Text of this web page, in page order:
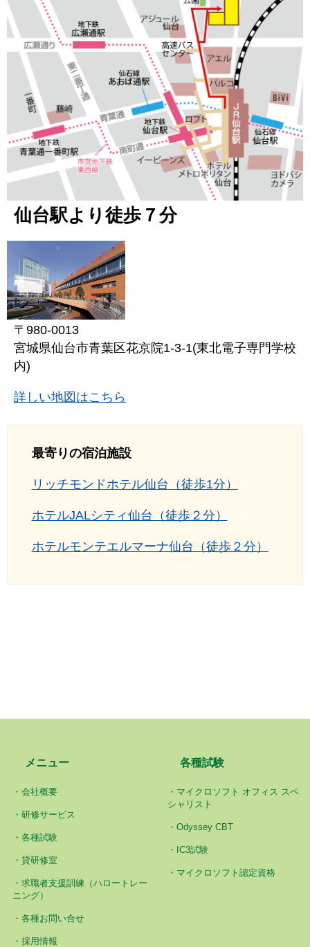
仙台駅より徒歩７分
〒980-0013
宮城県仙台市青葉区花京院1-3-1(東北電子専門学校
内)
詳しい地図はこちら
最寄りの宿泊施設
リッチモンドホテル仙台（徒歩1分）
ホテルJALシティ仙台（徒歩２分）
ホテルモンテエルマーナ仙台（徒歩２分）
メニュー
会社概要
研修サービス
各種試験
貸研修室
求職者支援訓練（ハロートレー
ニング）
各種お問い合せ
採用情報
各種試験
マイクロソフト オフィス スペ
シャリスト
Odyssey CBT
IC3試験
マイクロソフト認定資格